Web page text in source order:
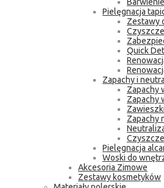
Pielęgnacja
Zestawy
Quick
Zapachy i
Zapachy
Zapachy
Zapachy
Pielęgnacja
Woski do
Akcesoria Zimowe
Zestawy kosmetyków